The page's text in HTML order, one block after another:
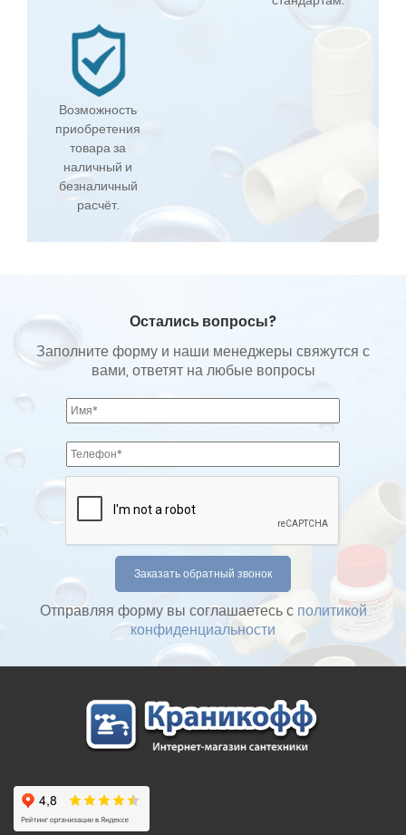
Возможность
приобретения
товара за
наличный и
безналичный
расчёт.
Остались вопросы?
Заполните форму и наши менеджеры свяжутся с
вами, ответят на любые вопросы
Отправляя форму вы соглашаетесь с политикой
конфиденциальности